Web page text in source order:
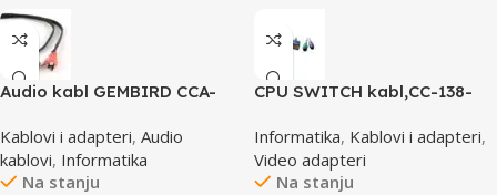
Audio kabl GEMBIRD CCA-
phono, 1,5m
Kablovi i adapteri, Audio
kablovi, Informatika
Na stanju
CPU SWITCH kabl,CC-138-
Informatika, Kablovi i adapteri,
Video adapteri
Na stanju